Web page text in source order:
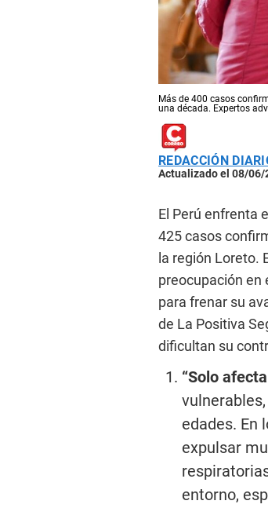
Más de 400 casos
una década. Expertos
REDACCIÓN
Actualizado el 08/06/
El Perú enfrenta
425 casos
la región Loreto.
preocupación en
para frenar su
de La Positiva
dificultan su
“Solo
edades. En
expulsar
entorno,